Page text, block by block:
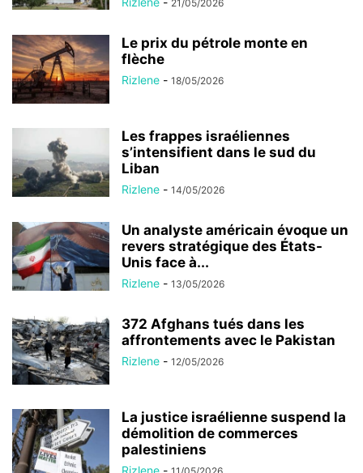
21/05/2026
Le prix du pétrole monte en
flèche
Rizlene - 18/05/2026
Les frappes israéliennes
s’intensifient dans le sud du
Liban
Rizlene - 14/05/2026
Un analyste américain évoque un
revers stratégique des États-
Unis face à...
Rizlene - 13/05/2026
372 Afghans tués dans les
affrontements avec le Pakistan
Rizlene - 12/05/2026
La justice israélienne suspend la
démolition de commerces
palestiniens
Rizlene -